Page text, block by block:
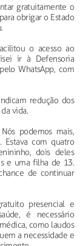
gratuitamente o
obrigar o Estado
o acesso ao
ir à Defensoria
WhatsApp, com
redução dos
vida.
podemos mais,
Estava com quatro
dois deles
e uma filha de 13.
de continuar
presencial e
é necessário
como laudos
a necessidade e